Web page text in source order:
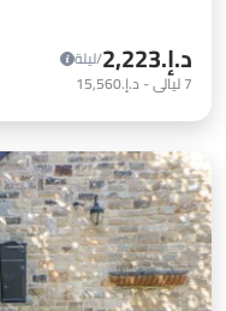
د.إ.‏2,223
/ليلة
7ليالي- د.إ.‏15,560